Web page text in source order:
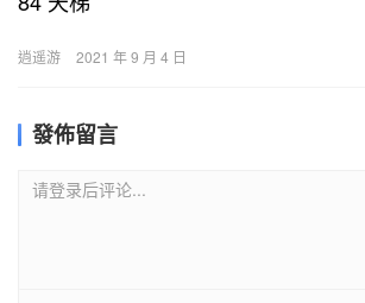
逍遥游 2021 年 9 月 4 日
發佈留言
请登录后评论...